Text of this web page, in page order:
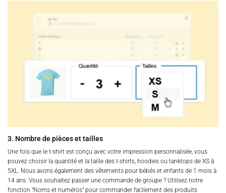
3. Nombre de pièces et tailles
Une fois que le t-shirt est conçu avec votre impression personnalisée, vous
pouvez choisir la quantité et la taille des t-shirts, hoodies ou tanktops de XS à
5XL. Nous avons également des vêtements pour bébés et enfants de 1 mois à
14 ans. Vous souhaitez passer une commande de groupe ? Utilisez notre
fonction "Noms et numéros" pour commander facilement des produits